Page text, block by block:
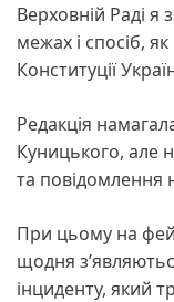
Верховній Раді
межах і спосіб,
Конституції
Редакція
Куницького, але
та повідомлення
При цьому на
щодня
інциденту, який